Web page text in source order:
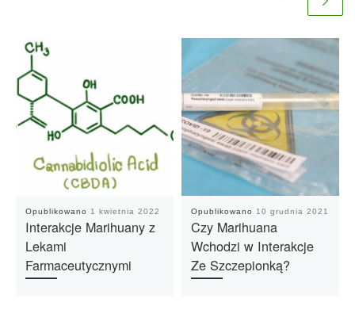
Opublikowano 1 kwietnia 2022
Interakcje Marihuany z
Lekami
Farmaceutycznymi
Opublikowano 10 grudnia 2021
Czy Marihuana
Wchodzi w Interakcje
Ze Szczepionką?